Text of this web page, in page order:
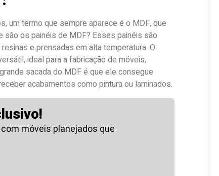
um termo que sempre aparece é o MDF, que
são os painéis de MDF? Esses painéis são
e prensadas em alta temperatura. O
ideal para a fabricação de móveis,
sacada do MDF é que ele consegue
acabamentos como pintura ou laminados.
móveis planejados que